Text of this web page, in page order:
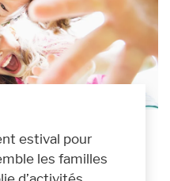
estival pour
les familles